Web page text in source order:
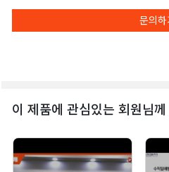
문의하
이 제품에 관심있는 회원님